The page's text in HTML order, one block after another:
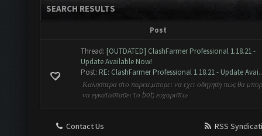
SEARCH RESULTS
Post
Thread: [OUTDATED] ClashFarmer Professional 1.18.21 -
Update Available Now!
Post: RE: ClashFarmer Professional 1.18.21 - Update
Καλησπερα στο παρεα.μπορει να εχει οδηγηση πως θα
να εγκαταστασει το bot; ευχαριστω
Contact Us
RSS